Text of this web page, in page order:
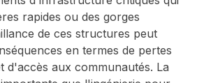
rapides ou des gorges
de ces structures peut
en termes de pertes
d'accès aux communautés. La